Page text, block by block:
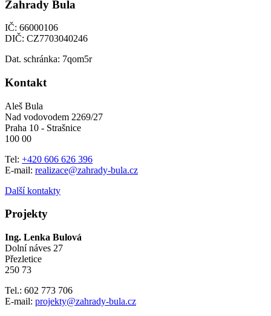
Zahrady Bula
IČ: 66000106
DIČ: CZ7703040246
Dat. schránka: 7qom5r
Kontakt
Aleš Bula
Nad vodovodem 2269/27
Praha 10 - Strašnice
100 00
Tel: +420 606 626 396
E-mail: realizace@zahrady-bula.cz
Další kontakty
Projekty
Ing. Lenka Bulová
Dolní náves 27
Přezletice
250 73
Tel.: 602 773 706
E-mail: projekty@zahrady-bula.cz